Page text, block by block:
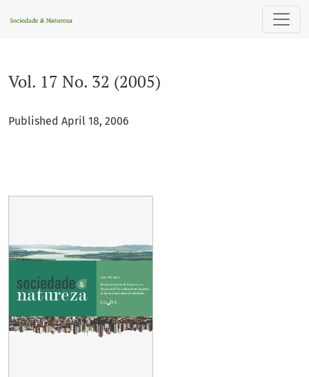
Vol. 17 No. 32 (2005)
Published April 18, 2006